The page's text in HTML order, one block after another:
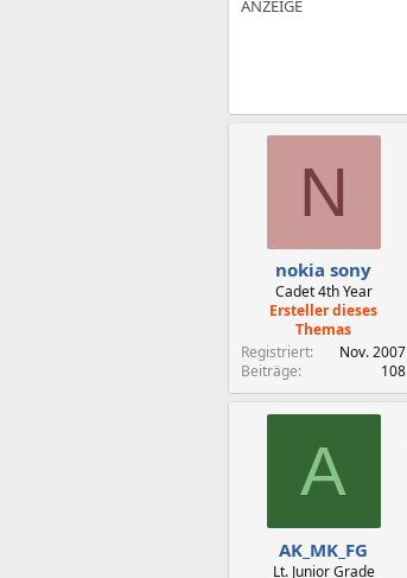
N
nokia sony
Cadet 4th Year
Ersteller dieses
Themas
Registriert
Nov. 2007
Beiträge
108
A
AK_MK_FG
Lt. Junior Grade